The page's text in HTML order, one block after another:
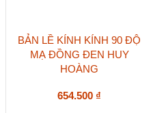
BẢN LỀ KÍNH KÍNH 90 ĐỘ
MẠ ĐỒNG ĐEN HUY
HOÀNG
654.500 ₫